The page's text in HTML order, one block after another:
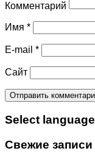
Комментарий
Имя *
E-mail *
Сайт
Select language
Свежие записи